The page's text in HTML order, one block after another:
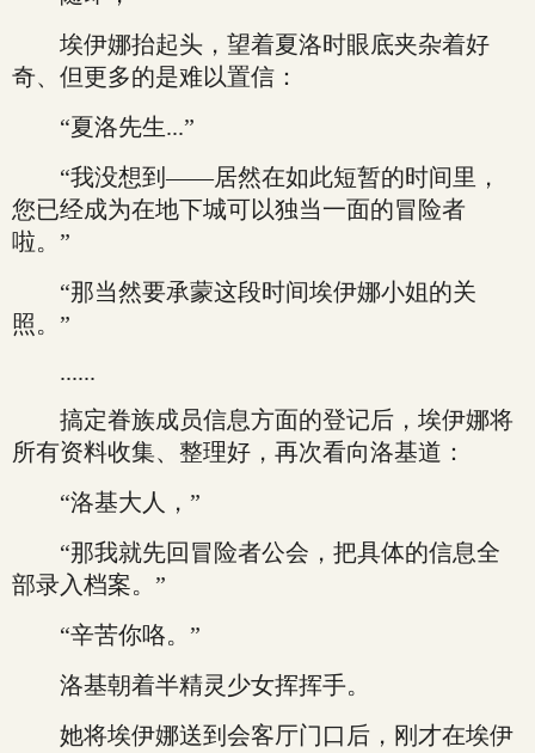
埃伊娜抬起头，望着夏洛时眼底夹杂着好
奇、但更多的是难以置信：
“夏洛先生...”
“我没想到——居然在如此短暂的时间里，
您已经成为在地下城可以独当一面的冒险者
啦。”
“那当然要承蒙这段时间埃伊娜小姐的关
照。”
......
搞定眷族成员信息方面的登记后，埃伊娜将
所有资料收集、整理好，再次看向洛基道：
“洛基大人，”
“那我就先回冒险者公会，把具体的信息全
部录入档案。”
“辛苦你咯。”
洛基朝着半精灵少女挥挥手。
她将埃伊娜送到会客厅门口后，刚才在埃伊